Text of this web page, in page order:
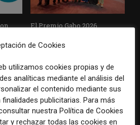
El Premio Gabo 2026
Brasil, España y El Salvador
la violencia
de Cookies
utilizamos cookies propias y de
analíticas mediante el análisis del
el contenido mediante sus
publicitarias. Para más
nuestra Política de Cookies
y rechazar todas las cookies en